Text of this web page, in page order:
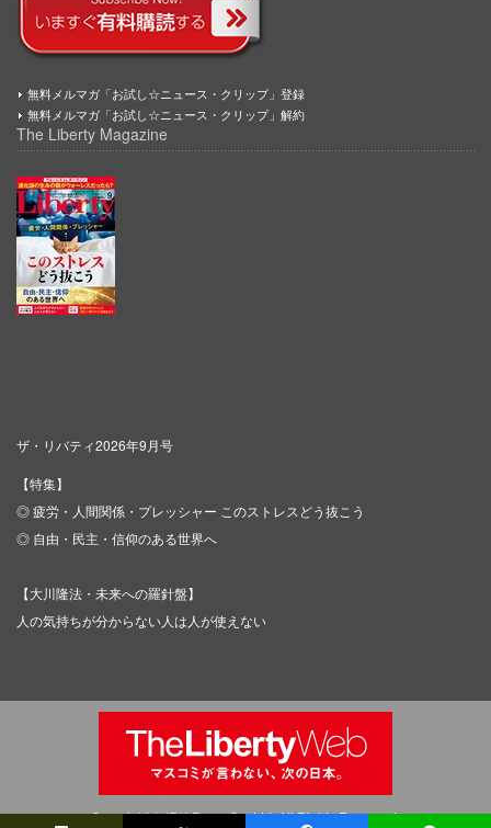
無料メルマガ「お試し☆ニュース・クリップ」登録
無料メルマガ「お試し☆ニュース・クリップ」解約
The Liberty Magazine
ザ・リバティ2026年9月号
【特集】
◎ 疲労・人間関係・プレッシャー このストレスどう抜こう
◎ 自由・民主・信仰のある世界へ
【大川隆法・未来への羅針盤】
人の気持ちが分からない人は人が使えない
Copyright © IRH Press Co.,Ltd. All Rights Reserved.